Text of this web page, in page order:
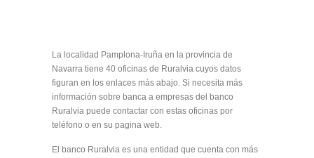
La localidad Pamplona-Iruña en la provincia de
Navarra tiene 40 oficinas de Ruralvia cuyos datos
figuran en los enlaces más abajo. Si necesita más
información sobre banca a empresas del banco
Ruralvia puede contactar con estas oficinas por
teléfono o en su pagina web.
El banco Ruralvia es una entidad que cuenta con más